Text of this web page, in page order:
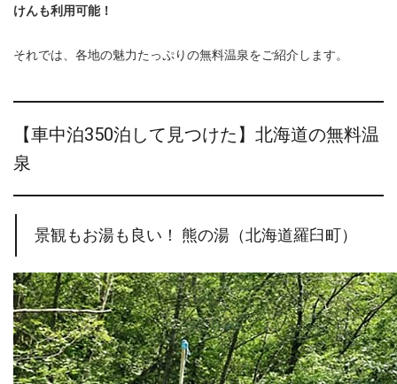
けんも利用可能！
それでは、各地の魅力たっぷりの無料温泉をご紹介します。
【車中泊350泊して見つけた】北海道の無料温
泉
景観もお湯も良い！ 熊の湯（北海道羅臼町）